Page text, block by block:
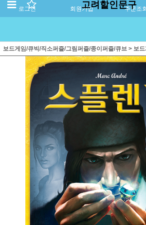
로그인 회원가입 주문조회
고려할인문구
보드게임/큐빅/직소퍼즐/그림퍼즐/종이퍼즐/큐브 > 보드